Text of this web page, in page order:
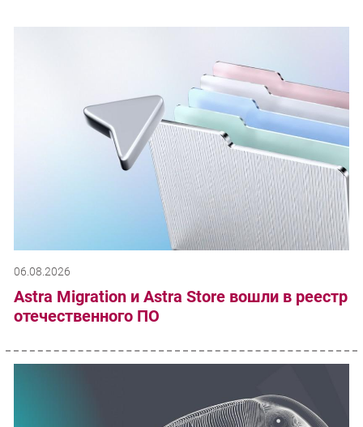
06.08.2026
Astra Migration и Astra Store вошли в реестр
отечественного ПО